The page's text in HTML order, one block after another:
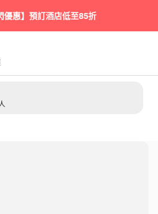
優惠】預訂酒店低至85折